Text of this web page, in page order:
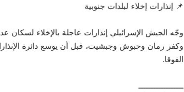
📌 إنذارات إخلاء لبلدات جنوبية
وجّه الجيش الإسرائيلي إنذارات عاجلة بالإخلاء لسكان
وكفر رمان وحبوش وجبشيت، قبل أن يوسع دائرة
الفوقا.
ــــــــــــــــــ